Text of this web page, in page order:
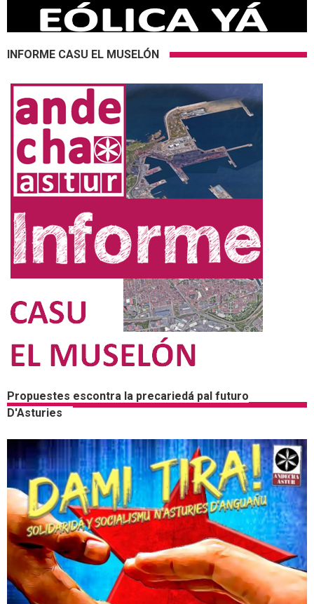
INFORME CASU EL MUSELÓN
Propuestes escontra la precariedá pal futuro
D'Asturies